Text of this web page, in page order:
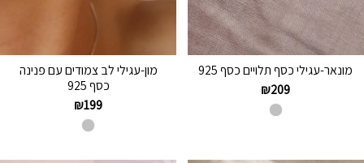
מונאר-עגילי כסף תלויים כסף 925
₪209
מון-עגילי לב צמודים עם פנינה
כסף 925
₪199